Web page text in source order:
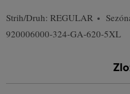
Strih/Druh: REGULAR
920006000-324-GA-620-5XL